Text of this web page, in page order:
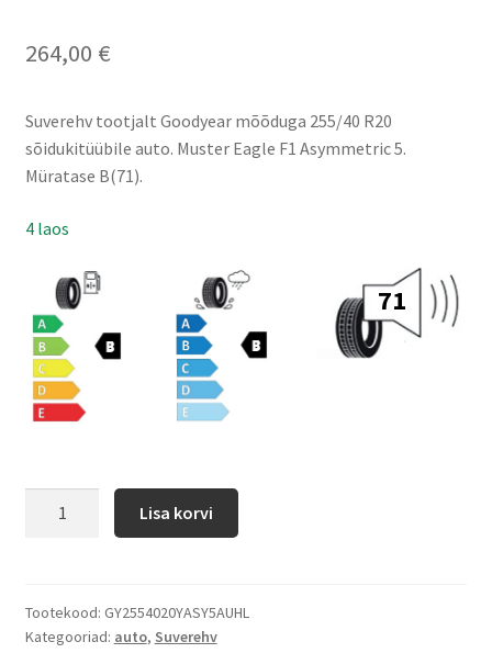
264,00 €
Suverehv tootjalt Goodyear mõõduga 255/40 R20
sõidukitüübile auto. Muster Eagle F1 Asymmetric 5.
Müratase B(71).
4 laos
71
Lisa korvi
Tootekood: GY2554020YASY5AUHL
Kategooriad: auto, Suverehv